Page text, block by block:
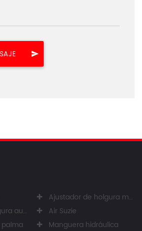
Ajustador de holgura manual
Air Suzie
Manguera hidráulica